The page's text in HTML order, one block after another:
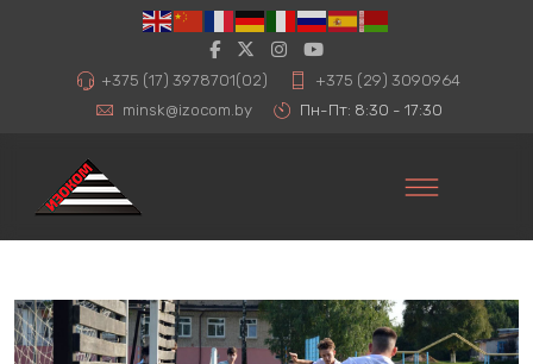
+375 (17) 3978701(02)
+375 (29) 3090964
minsk@izocom.by
Пн-Пт: 8:30 - 17:30